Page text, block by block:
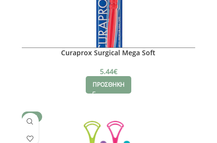
Curaprox Surgical Mega Soft
5.44€
ΠΡΟΣΘΗΚΗ
SALE